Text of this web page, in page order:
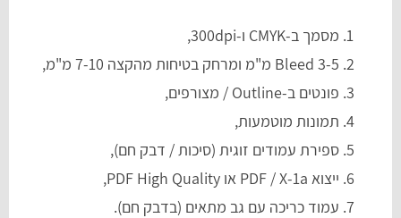
מסמך ב-CMYK ו-300dpi,
Bleed 3-5 מ"מ ומרחק בטיחות מהקצה 7-10 מ"מ,
פונטים ב-Outline / מצורפים,
תמונות מוטמעות,
ספירת עמודים זוגית (סיכות / דבק חם),
ייצוא PDF / X-1a או PDF High Quality,
עמוד כריכה עם גב מתאים (בדבק חם).